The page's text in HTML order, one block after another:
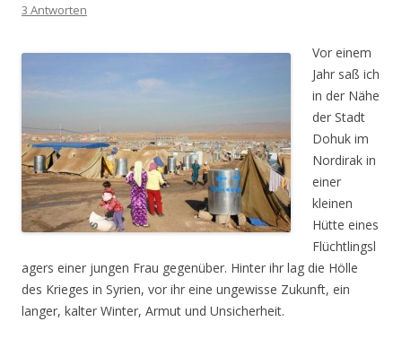
3 Antworten
Vor einem
Jahr saß ich
in der Nähe
der Stadt
Dohuk im
Nordirak in
einer
kleinen
Hütte eines
Flüchtlingsl
agers einer jungen Frau gegenüber. Hinter ihr lag die Hölle
des Krieges in Syrien, vor ihr eine ungewisse Zukunft, ein
langer, kalter Winter, Armut und Unsicherheit.